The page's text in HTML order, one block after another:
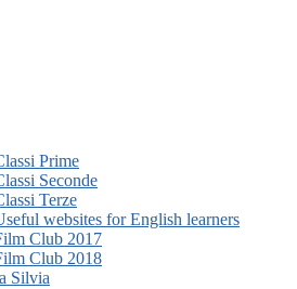
Prime
Seconde
Terze
websites for English learners
Club 2017
Club 2018
Silvia